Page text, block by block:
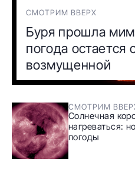
СМОТРИМ ВВЕРХ
Буря прошла
погода остается
возмущенной
СМОТРИМ
Солнечная
нагреваться:
погоды